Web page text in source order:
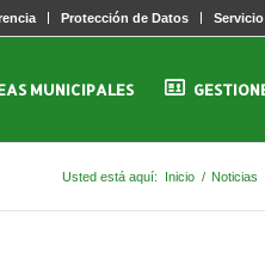
Protección de Datos
MUNICIPALES
Usted está aquí: Inicio / Noticias